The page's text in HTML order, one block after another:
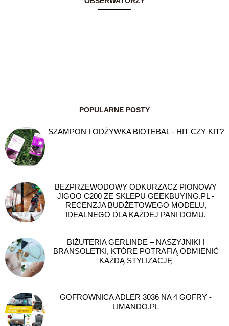
POPULARNE POSTY
SZAMPON I ODŻYWKA BIOTEBAL - HIT CZY KIT?
BEZPRZEWODOWY ODKURZACZ PIONOWY
JIGOO C200 ZE SKLEPU GEEKBUYING.PL -
RECENZJA BUDŻETOWEGO MODELU,
IDEALNEGO DLA KAŻDEJ PANI DOMU.
BIŻUTERIA GERLINDE – NASZYJNIKI I
BRANSOLETKI, KTÓRE POTRAFIĄ ODMIENIĆ
KAŻDĄ STYLIZACJĘ
GOFROWNICA ADLER 3036 NA 4 GOFRY -
LIMANDO.PL